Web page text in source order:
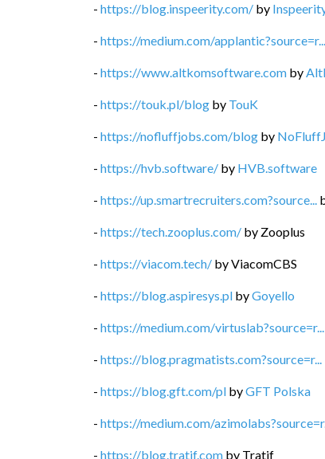
- https://blog.inspeerity.com/ by
- https://medium.com/applantic?source=r...
- https://www.altkomsoftware.com by
- https://touk.pl/blog by TouK
- https://nofluffjobs.com/blog by
- https://hvb.software/ by HVB.software
- https://up.smartrecruiters.com?source...
- https://tech.zooplus.com/ by Zooplus
- https://viacom.tech/ byViacomCBS
- https://blog.aspiresys.pl byGoyello
- https://medium.com/virtuslab?source=r...
- https://blog.pragmatists.com?source=r...
- https://blog.gft.com/pl byGFT Polska
- https://medium.com/
- https://blog.tratif.com by Tratif